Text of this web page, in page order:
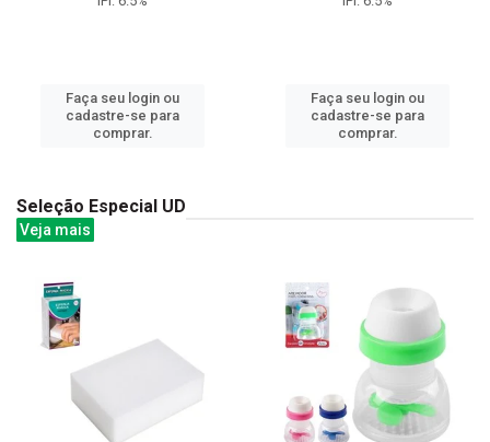
Faça seu login ou
cadastre-se para
comprar.
Faça seu login ou
cadastre-se para
comprar.
Seleção Especial UD
Veja mais